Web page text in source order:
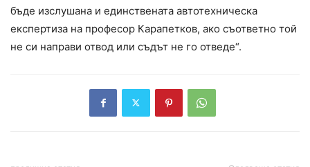
бъде изслушана и единствената автотехническа
експертиза на професор Карапетков, ако съответно той
не си направи отвод или съдът не го отведе“.